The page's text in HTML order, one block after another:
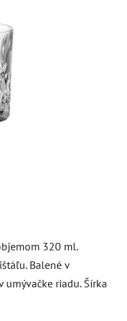
320 ml.
Balené v
riadu. Šírka